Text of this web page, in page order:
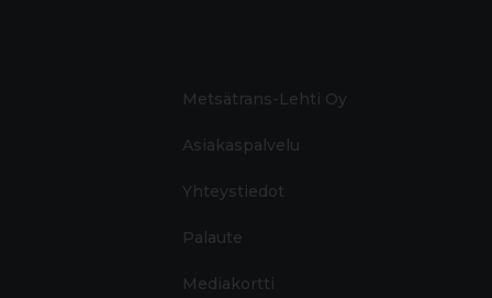
Metsätrans-Lehti Oy
Asiakaspalvelu
Yhteystiedot
Palaute
Mediakortti